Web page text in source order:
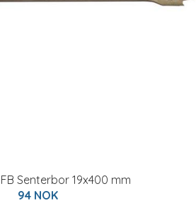
Senterbor 19x400 mm
94 NOK